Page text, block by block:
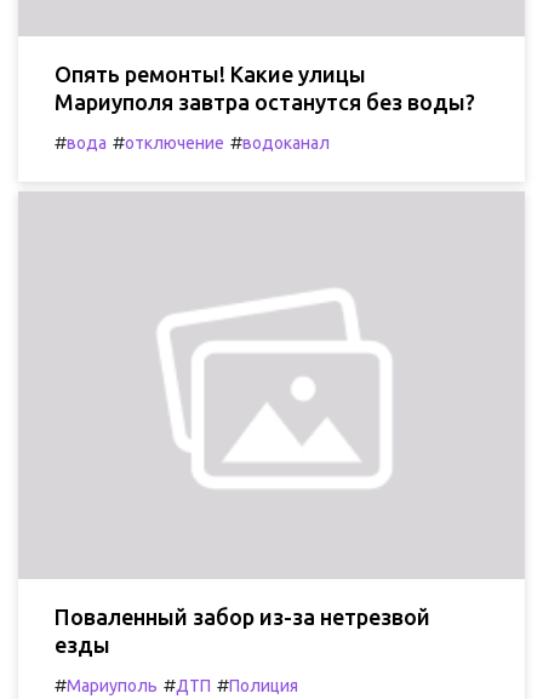
Опять ремонты! Какие улицы
Мариуполя завтра останутся без воды?
#вода #отключение #водоканал
Поваленный забор из-за нетрезвой
езды
#Мариуполь #ДТП #Полиция